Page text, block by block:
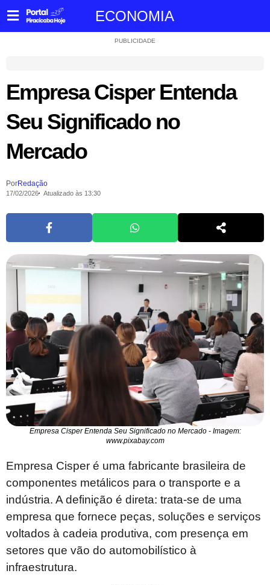
ECONOMIA
PUBLICIDADE
Empresa Cisper Entenda
Seu Significado no
Mercado
PorRedação
17/02/2026 Atualizado às 13:30
Empresa Cisper Entenda Seu Significado no Mercado - Imagem:
www.pixabay.com
Empresa Cisper é uma fabricante brasileira de
componentes metálicos para o transporte e a
indústria. A definição é direta: trata-se de uma
empresa que fornece peças, soluções e serviços
voltados à cadeia produtiva, com presença em
setores que vão do automobilístico à
infraestrutura.